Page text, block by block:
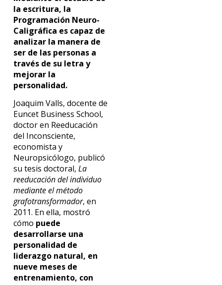
la escritura, la
Programación Neuro-
Caligráfica es capaz de
analizar la manera de
ser de las personas a
través de su letra y
mejorar la
personalidad.
Joaquim Valls, docente de
Euncet Business School,
doctor en Reeducación
del Inconsciente,
economista y
Neuropsicólogo, publicó
su tesis doctoral, La
reeducación del individuo
mediante el método
grafotransformador, en
2011. En ella, mostró
cómo puede
desarrollarse una
personalidad de
liderazgo natural, en
nueve meses de
entrenamiento, con